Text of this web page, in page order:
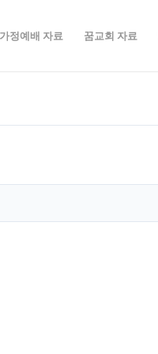
가정예배 자료 꿈교회 자료